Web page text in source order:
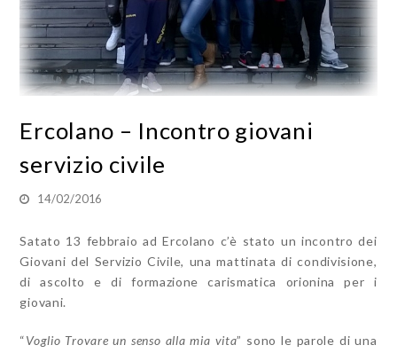
Ercolano – Incontro giovani
servizio civile
14/02/2016
Satato 13 febbraio ad Ercolano c’è stato un incontro dei
Giovani del Servizio Civile, una mattinata di condivisione,
di ascolto e di formazione carismatica orionina per i
giovani.
“Voglio Trovare un senso alla mia vita” sono le parole di una